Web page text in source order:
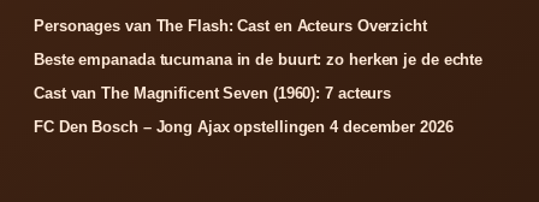
Personages van The Flash: Cast en Acteurs Overzicht
Beste empanada tucumana in de buurt: zo herken je de echte
Cast van The Magnificent Seven (1960): 7 acteurs
FC Den Bosch – Jong Ajax opstellingen 4 december 2026